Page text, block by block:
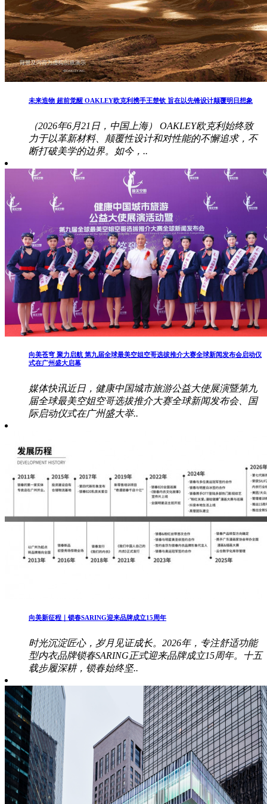
未来造物 超前觉醒 OAKLEY欧克利携手王楚钦 旨在以先锋设计颠覆明日想象
（2026年6月21日，中国上海） OAKLEY欧克利始终致
力于以革新材料、颠覆性设计和对性能的不懈追求，不
断打破美学的边界。如今，..
向美苍穹 聚力启航 第九届全球最美空姐空哥选拔推介大赛全球新闻发布会启动仪
式在广州盛大启幕
媒体快讯近日，健康中国城市旅游公益大使展演暨第九
届全球最美空姐空哥选拔推介大赛全球新闻发布会、国
际启动仪式在广州盛大举..
向美新征程｜锁春SARING迎来品牌成立15周年
时光沉淀匠心，岁月见证成长。2026年，专注舒适功能
型内衣品牌锁春SARING正式迎来品牌成立15周年。十五
载步履深耕，锁春始终坚..